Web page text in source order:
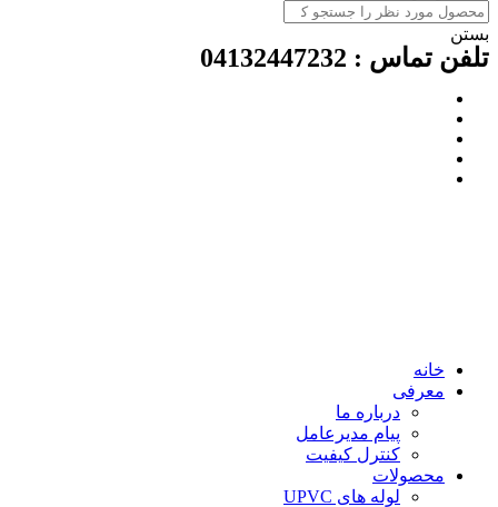
بستن
تلفن تماس : 04132447232
خانه
معرفی
درباره ما
پیام مدیرعامل
کنترل کیفیت
محصولات
لوله های UPVC